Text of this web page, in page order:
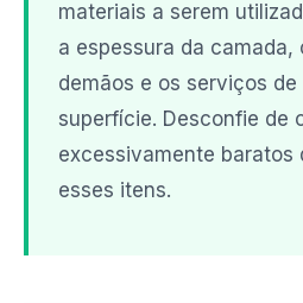
materiais a serem
a espessura da camada,
demãos e os serviços
superfície. Desconfie de
excessivamente baratos
esses itens.